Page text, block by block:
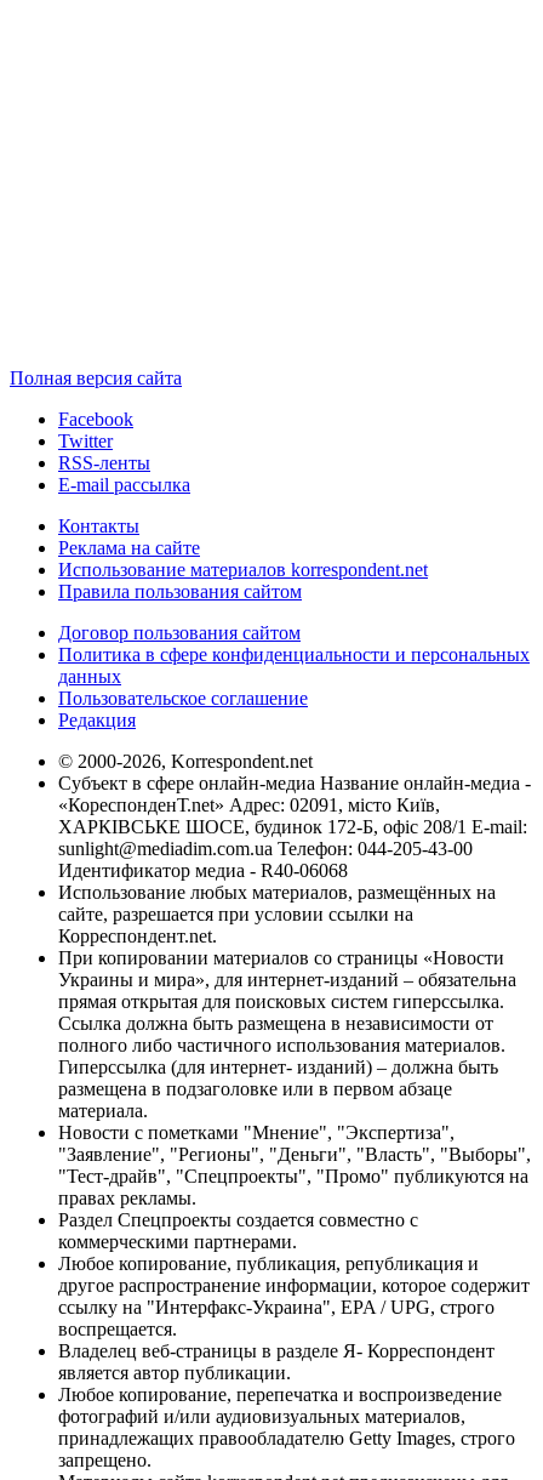
Полная версия сайта
Facebook
Twitter
RSS-ленты
E-mail рассылка
Контакты
Реклама на сайте
Использование материалов korrespondent.net
Правила пользования сайтом
Договор пользования сайтом
Политика в сфере конфиденциальности и персональных
данных
Пользовательское соглашение
Редакция
© 2000-2026, Korrespondent.net
Субъект в сфере онлайн-медиа Название онлайн-медиа -
«КореспонденТ.net» Адрес: 02091, місто Київ,
ХАРКІВСЬКЕ ШОСЕ, будинок 172-Б, офіс 208/1 E-mail:
sunlight@mediadim.com.ua Телефон: 044-205-43-00
Идентификатор медиа - R40-06068
Использование любых материалов, размещённых на
сайте, разрешается при условии ссылки на
Корреспондент.net.
При копировании материалов со страницы «Новости
Украины и мира», для интернет-изданий – обязательна
прямая открытая для поисковых систем гиперссылка.
Ссылка должна быть размещена в независимости от
полного либо частичного использования материалов.
Гиперссылка (для интернет- изданий) – должна быть
размещена в подзаголовке или в первом абзаце
материала.
Новости с пометками "Мнение", "Экспертиза",
"Заявление", "Регионы", "Деньги", "Власть", "Выборы",
"Тест-драйв", "Спецпроекты", "Промо" публикуются на
правах рекламы.
Раздел Спецпроекты создается совместно с
коммерческими партнерами.
Любое копирование, публикация, републикация и
другое распространение информации, которое содержит
ссылку на "Интерфакс-Украина", EPA / UPG, строго
воспрещается.
Владелец веб-страницы в разделе Я- Корреспондент
является автор публикации.
Любое копирование, перепечатка и воспроизведение
фотографий и/или аудиовизуальных материалов,
принадлежащих правообладателю Getty Images, строго
запрещено.